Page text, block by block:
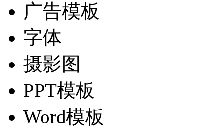
广告模板
字体
摄影图
PPT模板
Word模板